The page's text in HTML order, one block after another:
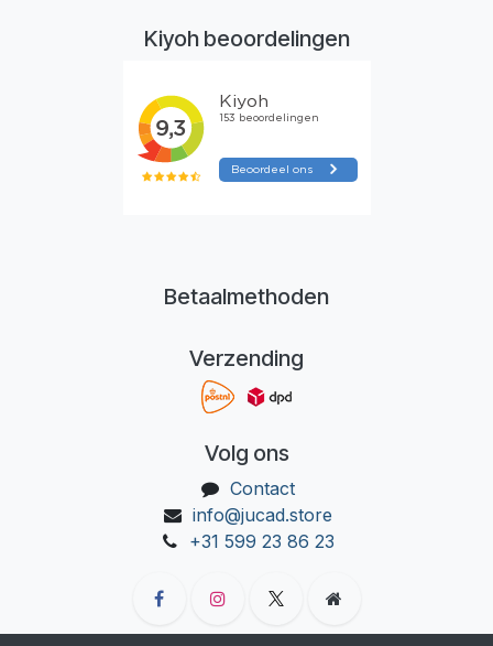
Kiyoh beoordelingen
Betaalmethoden
Verzending
Volg ons
Contact
info@jucad.store
+31 599 23 86 23